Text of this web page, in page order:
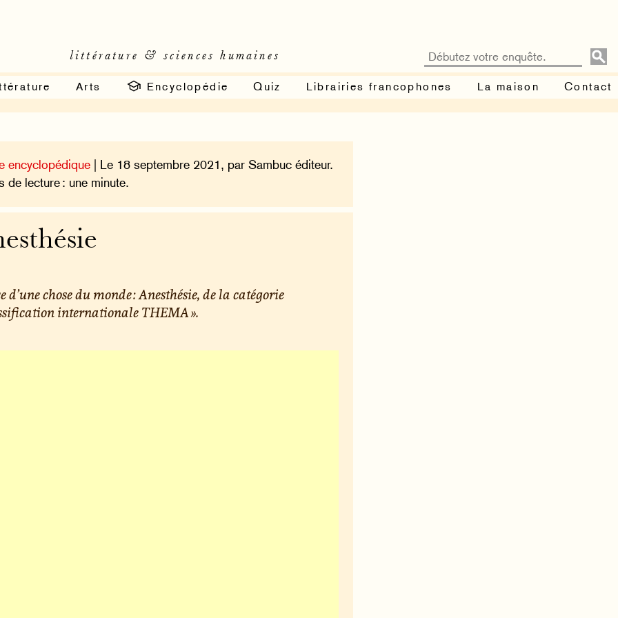
littérature & sciences humaines
Arts Encyclopédie Quiz Librairies francophones La maison Contact
encyclopédique | Le 18 septembre 2021, par Sambuc éditeur.
de lecture : une minute.
d’une chose du monde : Anesthésie, de la catégorie
internationale THEMA ».